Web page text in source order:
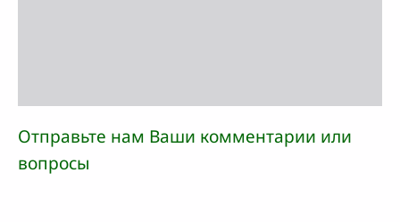
Отправьте нам Ваши комментарии или
вопросы